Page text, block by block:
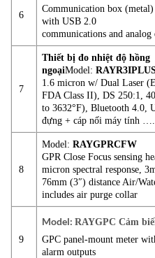
6
Communication box
with USB 2.0
communications and analog
7
Thiết bị đo nhiệt độ hồng
ngoạiModel:
1.6 micron w/ Dual Laser
FDA Class II), DS 250:1,
to 3632°F), Bluetooth 4.0,
đựng + cáp nối máy tính ….
8
Model:RAYGPRCFW
GPR Close Focus sensing
micron spectral response,
76mm (3″) distance Air/
includes air purge collar
9
Model:RAYGPC Cảm
GPC panel-mount meter
alarm outputs